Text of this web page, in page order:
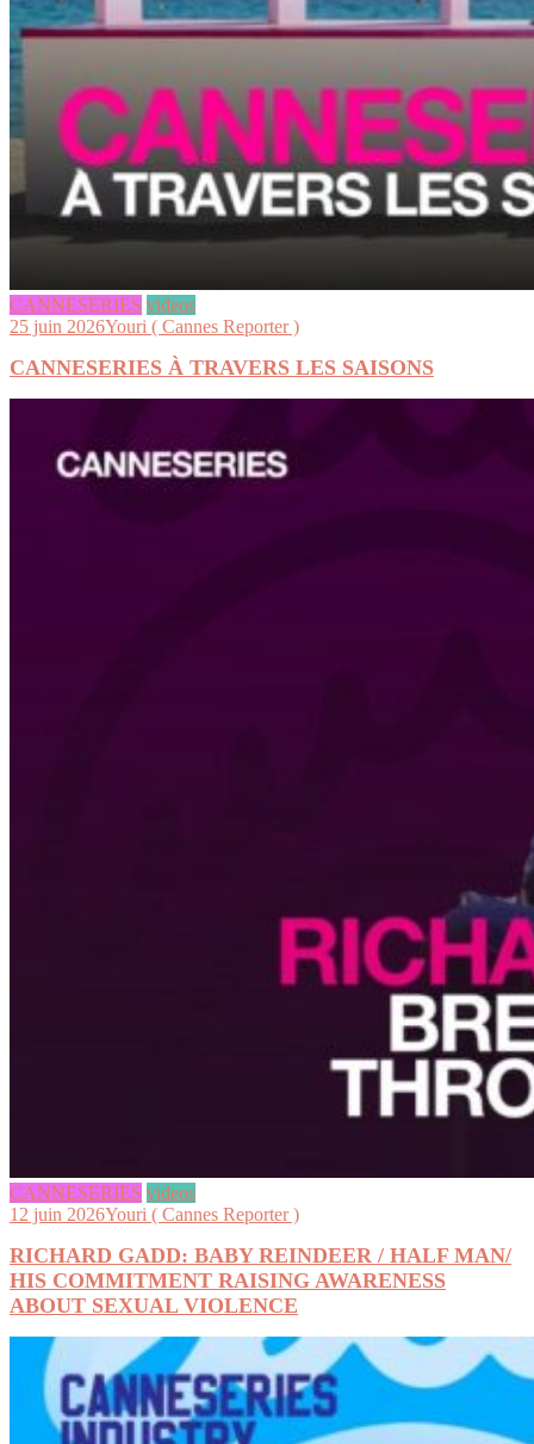
CANNESERIES videos
25 juin 2026Youri ( Cannes Reporter )
CANNESERIES À TRAVERS LES SAISONS
CANNESERIES videos
12 juin 2026Youri ( Cannes Reporter )
RICHARD GADD: BABY REINDEER / HALF MAN/
HIS COMMITMENT RAISING AWARENESS
ABOUT SEXUAL VIOLENCE